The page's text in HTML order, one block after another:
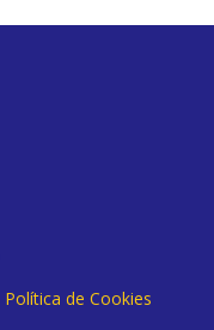
Política de Cookies